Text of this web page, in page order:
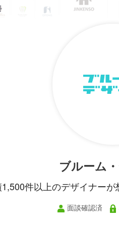
ブルーム
件以上のデザイナー
面談確認済